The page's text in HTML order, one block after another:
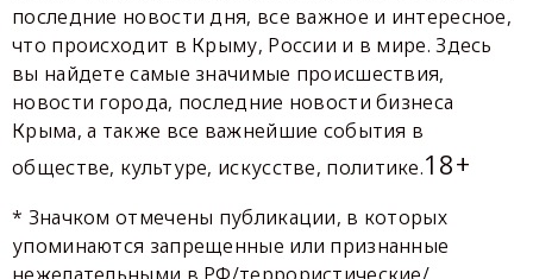
последние новости дня, все важное и интересное,
что происходит в Крыму, России и в мире. Здесь
вы найдете самые значимые происшествия,
новости города, последние новости бизнеса
Крыма, а также все важнейшие события в
обществе, культуре, искусстве, политике.18+
* Значком отмечены публикации, в которых
упоминаются запрещенные или признанные